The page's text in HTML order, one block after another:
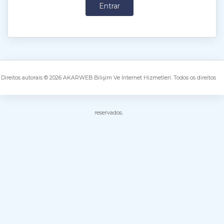
Direitos autorais © 2026 AKARWEB Bilişim Ve İnternet Hizmetleri. Todos os direitos
reservados.